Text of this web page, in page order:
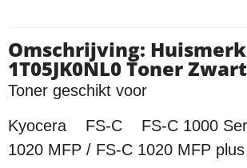
Omschrijving:
1T05JK0NL0 Toner Zwart
Toner geschikt voor
Kyocera FS-C FS-C 1000
1020 MFP / FS-C 1020 MFP plus